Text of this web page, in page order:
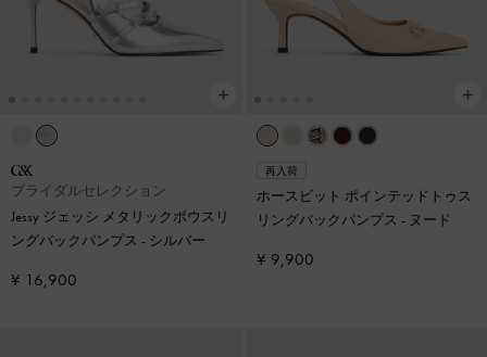
ブライダルセレクション
Jessy ジェッシ メタリックボウスリ
ングバックパンプス - シルバー
¥ 16,900
再入荷
ホースビット ポインテッドトゥス
リングバックパンプス - ヌード
¥ 9,900